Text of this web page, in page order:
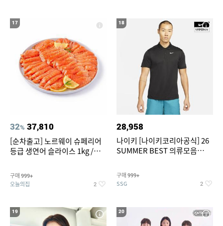
17
32% 37,810
[순차출고] 노르웨이 슈페리어
등급 생연어 슬라이스 1kg /
구매 999+
오늘의집 2
18
28,958
나이키 [나이키코리아공식] 26
SUMMER BEST 의류모음
구매 999+
SSG 2
19 20